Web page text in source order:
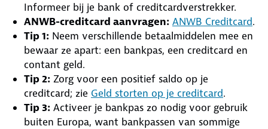
Informeer bij je bank of creditcardverstrekker.
ANWB-creditcard aanvragen: ANWB Creditcard.
Tip 1: Neem verschillende betaalmiddelen mee en
bewaar ze apart: een bankpas, een creditcard en
contant geld.
Tip 2: Zorg voor een positief saldo op je
creditcard; zie Geld storten op je creditcard.
Tip 3: Activeer je bankpas zo nodig voor gebruik
buiten Europa, want bankpassen van sommige